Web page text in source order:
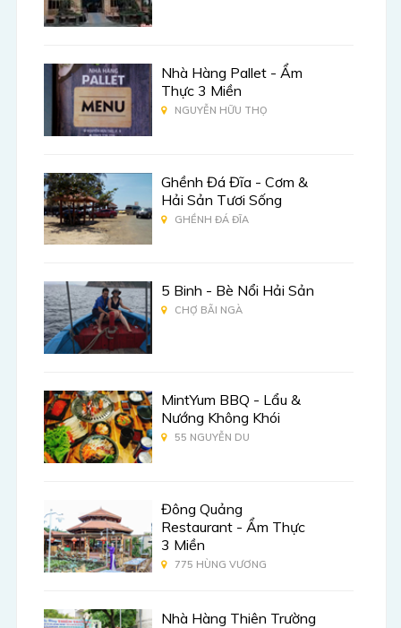
Nhà Hàng Pallet - Ẩm
Thực 3 Miền
NGUYỄN HỮU THỌ
Ghềnh Đá Đĩa - Cơm &
Hải Sản Tươi Sống
GHỀNH ĐÁ ĐĨA
5 Binh - Bè Nổi Hải Sản
CHỢ BÃI NGÀ
MintYum BBQ - Lẩu &
Nướng Không Khói
55 NGUYỄN DU
Đông Quảng
Restaurant - Ẩm Thực
3 Miền
775 HÙNG VƯƠNG
Nhà Hàng Thiên Trường